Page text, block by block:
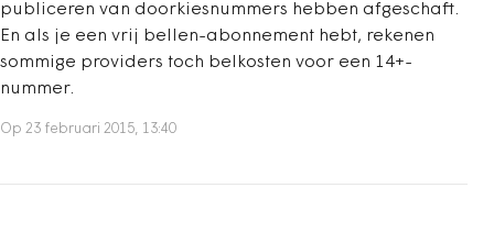
publiceren van doorkiesnummers hebben afgeschaft.
En als je een vrij bellen-abonnement hebt, rekenen
sommige providers toch belkosten voor een 14+-
nummer.
Op 23 februari 2015, 13:40